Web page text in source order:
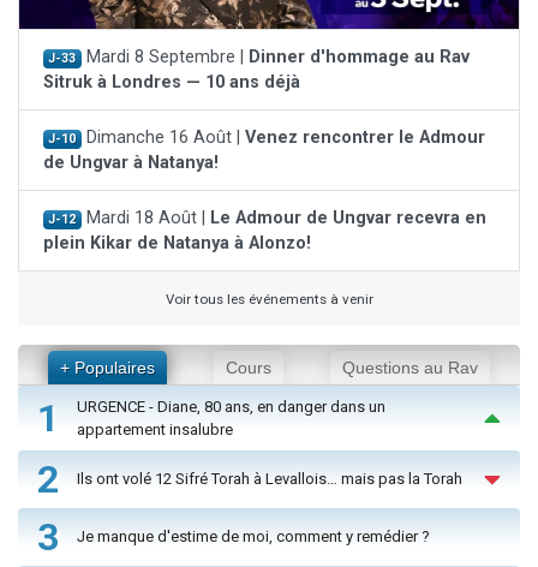
J-33 Mardi 8 Septembre |
Dinner d'hommage au Rav
Sitruk à Londres — 10 ans déjà
J-10 Dimanche 16 Août | Venez rencontrer le Admour
de Ungvar à Natanya!
J-12 Mardi 18 Août |
Le Admour de Ungvar recevra en
plein Kikar de Natanya à Alonzo!
Voir tous les événements à venir
+ Populaires Cours Questions au Rav
1
URGENCE - Diane, 80 ans, en danger dans un
appartement insalubre
2 Ils ont volé 12 Sifré Torah à Levallois… mais pas la Torah
3 Je manque d'estime de moi, comment y remédier ?